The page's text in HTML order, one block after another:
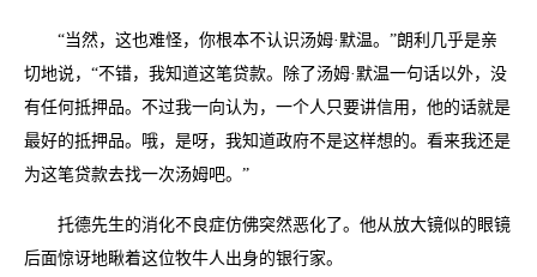
“当然，这也难怪，你根本不认识汤姆·默温。”朗利几乎是亲
切地说，“不错，我知道这笔贷款。除了汤姆·默温一句话以外，没
有任何抵押品。不过我一向认为，一个人只要讲信用，他的话就是
最好的抵押品。哦，是呀，我知道政府不是这样想的。看来我还是
为这笔贷款去找一次汤姆吧。”
托德先生的消化不良症仿佛突然恶化了。他从放大镜似的眼镜
后面惊讶地瞅着这位牧牛人出身的银行家。